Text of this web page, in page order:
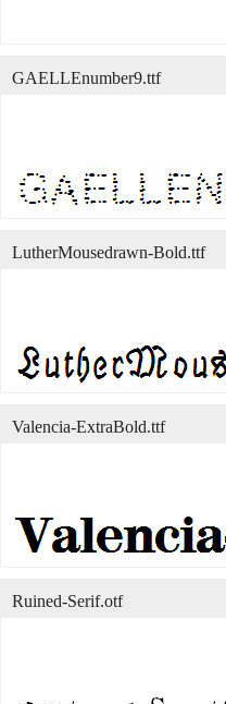
GAELLEnumber9.ttf
LutherMousedrawn-Bold.ttf
Valencia-ExtraBold.ttf
Ruined-Serif.otf